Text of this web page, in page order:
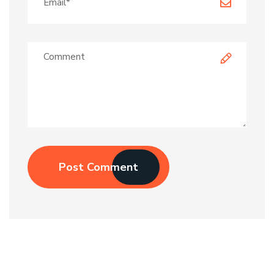
Post Comment